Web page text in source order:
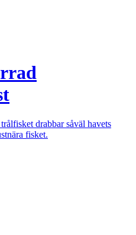
drabbar såväl havets
fisket.